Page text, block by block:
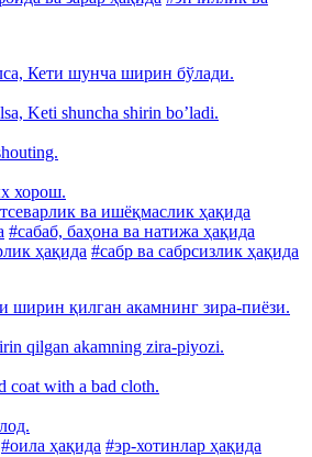
Кети шунча ширин бўлади.
Keti shuncha shirin boʼladi.
хорош.
ва ишёқмаслик ҳақида
#сабаб, баҳона ва натижа ҳақида
ҳақида #сабр ва сабрсизлик ҳақида
қилган акамнинг зира-пиёзи.
qilgan akamning zira-piyozi.
coat with a bad cloth.
#оила ҳақида #эр-хотинлар ҳақида